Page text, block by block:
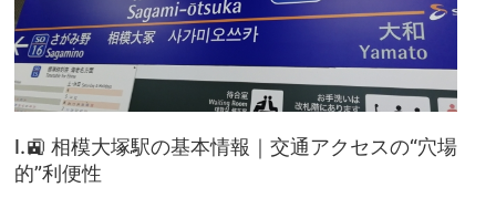
Ⅰ.🚉 相模大塚駅の基本情報｜交通アクセスの“穴場
的”利便性